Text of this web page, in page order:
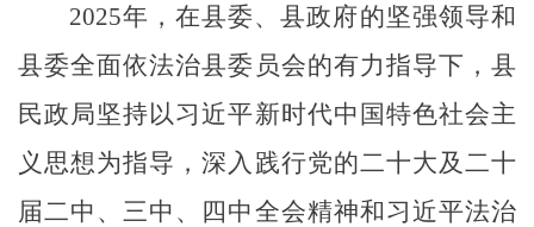
2025年，在县委、县政府的坚强领导和
县委全面依法治县委员会的有力指导下 ，县
民政局坚持以习近平新时代中国特色社会主
义思想为指导，深入践行党的二十大及二十
届二中、三中、四中全会精神和习近平法治